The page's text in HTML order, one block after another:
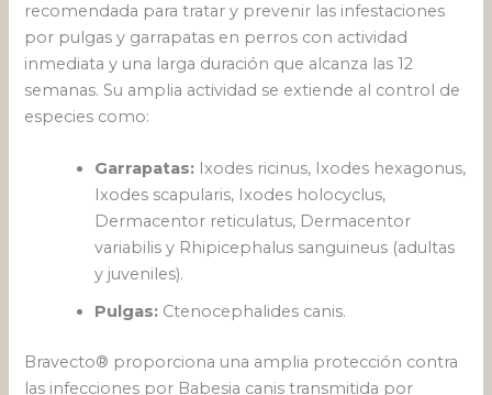
recomendada para tratar y prevenir las infestaciones
por pulgas y garrapatas en perros con actividad
inmediata y una larga duración que alcanza las 12
semanas. Su amplia actividad se extiende al control de
especies como:
Garrapatas: Ixodes ricinus, Ixodes hexagonus,
Ixodes scapularis, Ixodes holocyclus,
Dermacentor reticulatus, Dermacentor
variabilis y Rhipicephalus sanguineus (adultas
y juveniles).
Pulgas: Ctenocephalides canis.
Bravecto® proporciona una amplia protección contra
las infecciones por Babesia canis transmitida por